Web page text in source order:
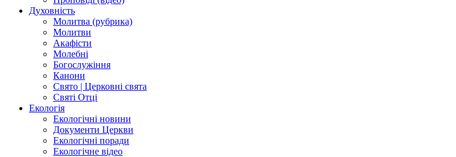
Духовність
Молитва (рубрика)
Молитви
Акафісти
Молебні
Богослужіння
Канони
Свято | Церковні свята
Святі Отці
Екологія
Екологічні новини
Документи Церкви
Екологічні поради
Екологічне відео